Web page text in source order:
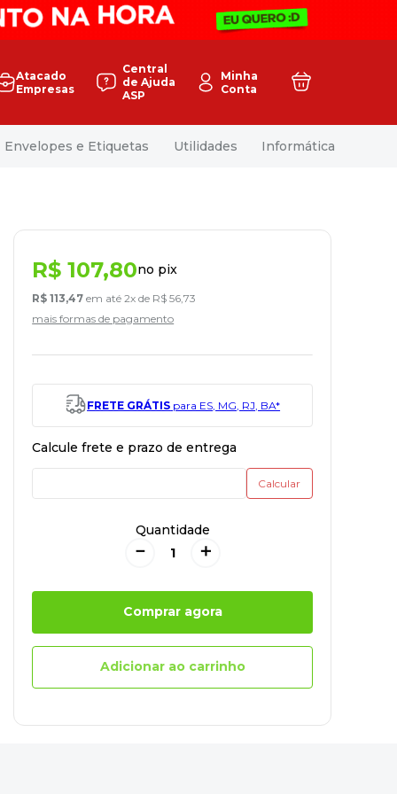
Atacado
Empresas
Central
de Ajuda
ASP
Minha
Conta
Envelopes e Etiquetas Utilidades Informática
R$ 107,80no pix
R$ 113,47 em até2x de R$ 56 ,73
mais formas de pagamento
FRETE GRÁTIS para ES, MG, RJ, BA*
Quantidade
＋
－
Comprar agora
Adicionar ao carrinho